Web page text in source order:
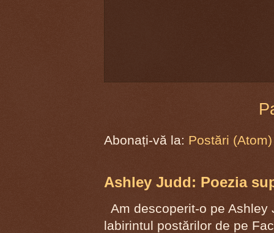
Abonați-vă la: Postări (Atom)
Ashley Judd: Poezia
Am descoperit-o pe
labirintul postărilor de pe